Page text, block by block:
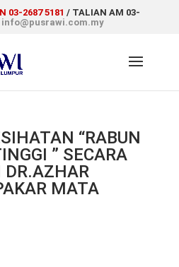
03-2687 5181 / TALIAN AM 03-
info@pusrawi.com.my
“RABUN
” SECARA
DR.AZHAR
MATA